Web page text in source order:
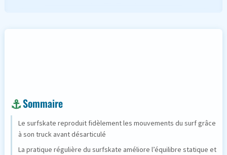
Sommaire
Le surfskate reproduit fidèlement les mouvements du surf grâce
à son truck avant désarticulé
La pratique régulière du surfskate améliore l’équilibre statique et